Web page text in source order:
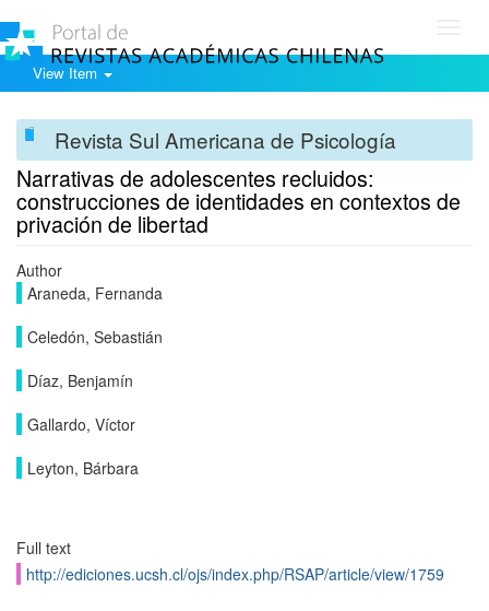
View Item
Revista Sul Americana de Psicología
Narrativas de adolescentes recluidos:
construcciones de identidades en contextos de
privación de libertad
Author
Araneda, Fernanda
Celedón, Sebastián
Díaz, Benjamín
Gallardo, Víctor
Leyton, Bárbara
Full text
http://ediciones.ucsh.cl/ojs/index.php/RSAP/article/view/1759